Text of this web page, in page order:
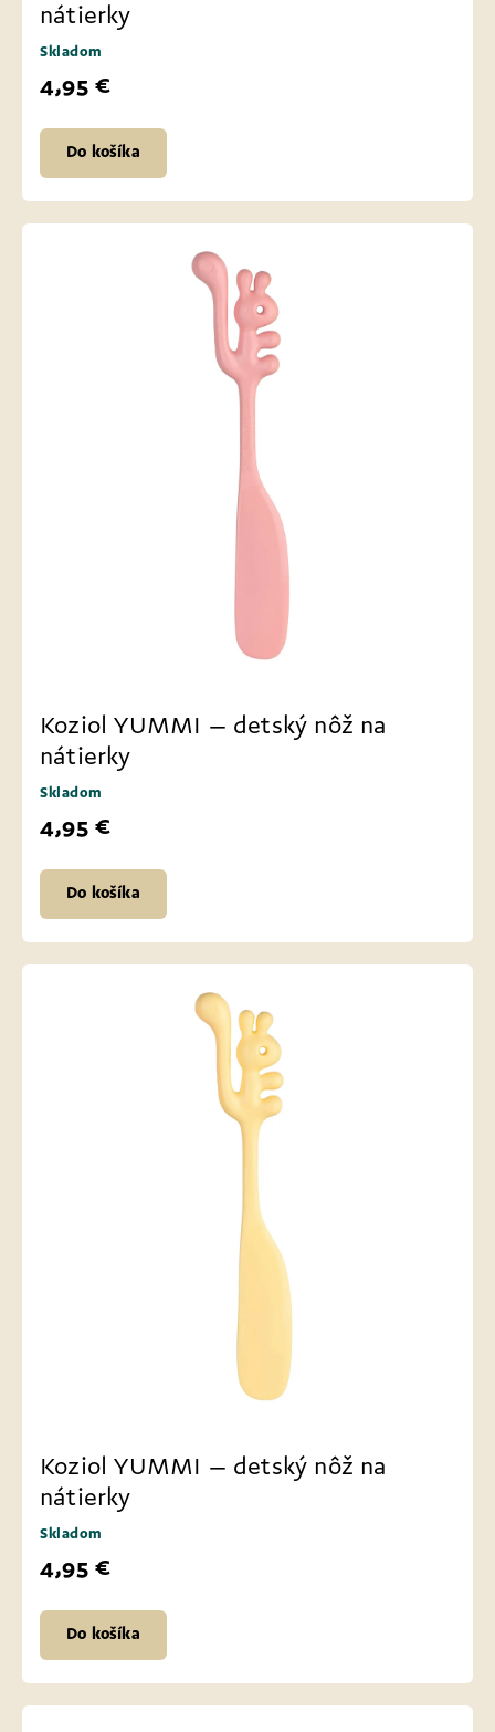
nátierky
Skladom
4,95 €
Do košíka
Koziol YUMMI – detský nôž na
nátierky
Skladom
4,95 €
Do košíka
Koziol YUMMI – detský nôž na
nátierky
Skladom
4,95 €
Do košíka